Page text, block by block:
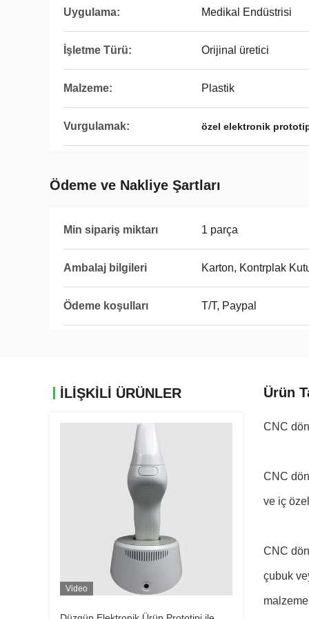
Uygulama: Medikal Endüstrisi
İşletme Türü: Orijinal üretici
Malzeme: Plastik
Vurgulamak: özel elektronik
Ödeme ve Nakliye Şartları
Min sipariş miktarı 1 parça
Ambalaj bilgileri Karton, Kontrplak
Ödeme koşulları T/T, Paypal
İLIŞKILI ÜRÜNLER
Video
Ürün
CNC
CNC
ve iç
CNC
çubuk
malzeme